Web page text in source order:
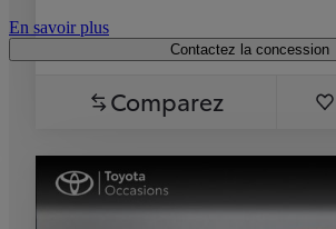
En savoir plus
Contactez la concession
Comparez